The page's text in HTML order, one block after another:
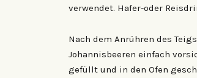
verwendet. Hafer-oder
Nach dem Anrühren des
Johannisbeeren einfach
gefüllt und in den Ofen